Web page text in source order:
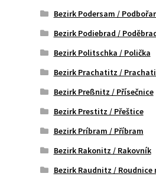
Bezirk Podersam /
Bezirk Podiebrad /
Bezirk Politschka / Polička
Bezirk Prachatitz /
Bezirk Preßnitz / Přísečnice
Bezirk Prestitz / Přeštice
Bezirk Príbram / Příbram
Bezirk Rakonitz / Rakovník
Bezirk Raudnitz / Roudnice